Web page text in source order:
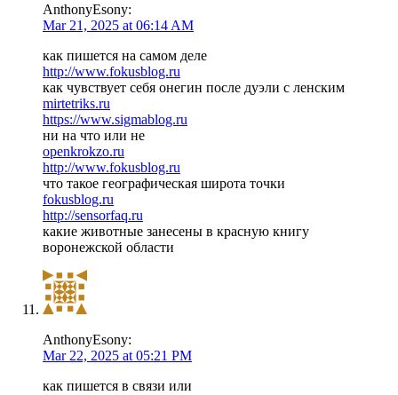
AnthonyEsony:
Mar 21, 2025 at 06:14 AM
как пишется на самом деле
http://www.fokusblog.ru
как чувствует себя онегин после дуэли с ленским
mirtetriks.ru
https://www.sigmablog.ru
ни на что или не
openkrokzo.ru
http://www.fokusblog.ru
что такое географическая широта точки
fokusblog.ru
http://sensorfaq.ru
какие животные занесены в красную книгу
воронежской области
AnthonyEsony:
Mar 22, 2025 at 05:21 PM
как пишется в связи или